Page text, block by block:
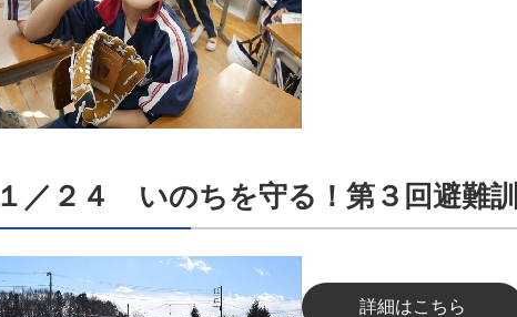
１／２４ いのちを守る！第３回避難
詳細はこちら